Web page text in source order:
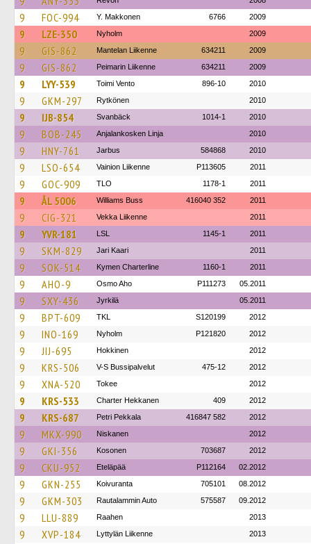
9 FOC-994 Y. Makkonen 6766 2009
9 LZE-350 Nyholm 2009
9 GIS-862 Mantelan Liikenne 634211 2009
9 GIS-862 Peimarin Liikenne 634211 2009
9 LYY-539 Toimi Vento 896-10 2010
9 GKM-297 Rytkönen 2010
9 IJB-854 Svanbäck 1014-1 2010
9 BOB-245 Anjalankosken Linja 2010
9 HNY-761 Jarbus 584868 2010
9 LSO-654 Vainion Liikenne P113605 2011
9 GOC-909 TLO 1178-1 2011
9 ÅL 5006 Williams Buss 416040 352 2011
9 CIG-321 Vekka Liikenne 2011
9 YVR-181 LSL 1145-1 2011
9 SKM-829 Jari Kaari 2011
9 SOK-514 Kymen Charterline 1160-1 2011
9 AHO-9 Osmo Aho P111273 05.2011
9 SXY-436 Jyrkilä 05.2011
9 BPT-609 TKL S120199 2012
9 INO-169 Nyholm P121820 2012
9 JIJ-695 Hokkinen 2012
9 KRS-506 V-S Bussipalvelut 475-12 2012
9 XNA-520 Tokee 2012
9 KRS-533 Charter Hekkanen 409 2012
9 KRS-687 Petri Pekkala 416847 582 2012
9 MKX-990 Niskanen 2012
9 GKI-356 Kosonen 703687 2012
9 CKU-952 Eteläpää P112164 02.2012
9 GKN-255 Koivuranta 705101 08.2012
9 GKM-303 Rautalammin Auto 575587 09.2012
9 LLU-889 Raahen 2013
9 XVP-184 Lyttylän Liikenne 2013